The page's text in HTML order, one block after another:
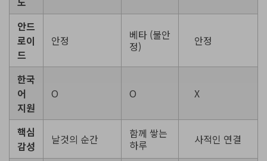
안드
로이
드
안정
베타 (불안
정)
안정
한국
어
지원
O O X
핵심
감성
날것의 순간
함께 쌓는
하루
사적인 연결